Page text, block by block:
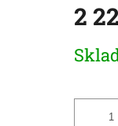
2
cena: